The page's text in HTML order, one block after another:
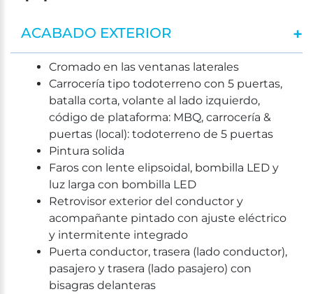
ACABADO EXTERIOR
Cromado en las ventanas laterales
Carrocería tipo todoterreno con 5 puertas,
batalla corta, volante al lado izquierdo,
código de plataforma: MBQ, carrocería &
puertas (local): todoterreno de 5 puertas
Pintura solida
Faros con lente elipsoidal, bombilla LED y
luz larga con bombilla LED
Retrovisor exterior del conductor y
acompañante pintado con ajuste eléctrico
y intermitente integrado
Puerta conductor, trasera (lado conductor),
pasajero y trasera (lado pasajero) con
bisagras delanteras